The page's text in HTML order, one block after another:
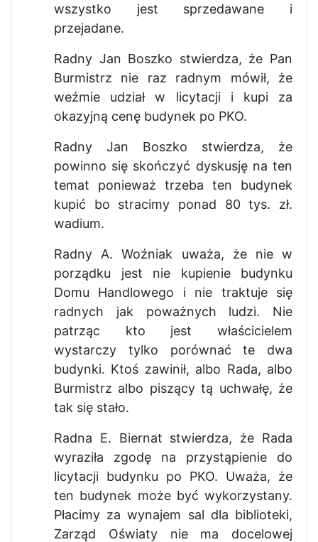
wszystko jest sprzedawane i
przejadane.
Radny Jan Boszko stwierdza, że Pan
Burmistrz nie raz radnym mówił, że
weźmie udział w licytacji i kupi za
okazyjną cenę budynek po PKO.
Radny Jan Boszko stwierdza, że
powinno się skończyć dyskusję na ten
temat ponieważ trzeba ten budynek
kupić bo stracimy ponad 80 tys. zł.
wadium.
Radny A. Woźniak uważa, że nie w
porządku jest nie kupienie budynku
Domu Handlowego i nie traktuje się
radnych jak poważnych ludzi. Nie
patrząc kto jest właścicielem
wystarczy tylko porównać te dwa
budynki. Ktoś zawinił, albo Rada, albo
Burmistrz albo piszący tą uchwałę, że
tak się stało.
Radna E. Biernat stwierdza, że Rada
wyraziła zgodę na przystąpienie do
licytacji budynku po PKO. Uważa, że
ten budynek może być wykorzystany.
Płacimy za wynajem sal dla biblioteki,
Zarząd Oświaty nie ma docelowej